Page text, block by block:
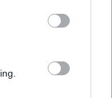
ηλεκτρονικής